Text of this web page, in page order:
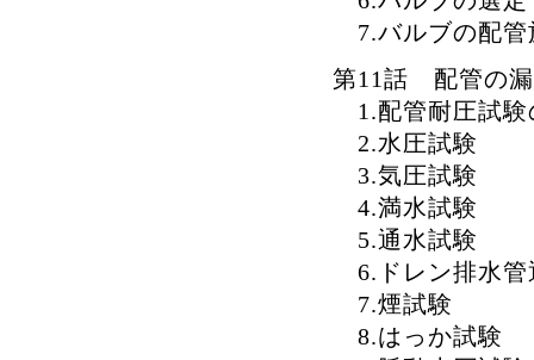
7.バルブの配管
第11話 配管の
1.配管耐圧試験
2.水圧試験
3.気圧試験
4.満水試験
5.通水試験
6.ドレン排水管
7.煙試験
8.はっか試験